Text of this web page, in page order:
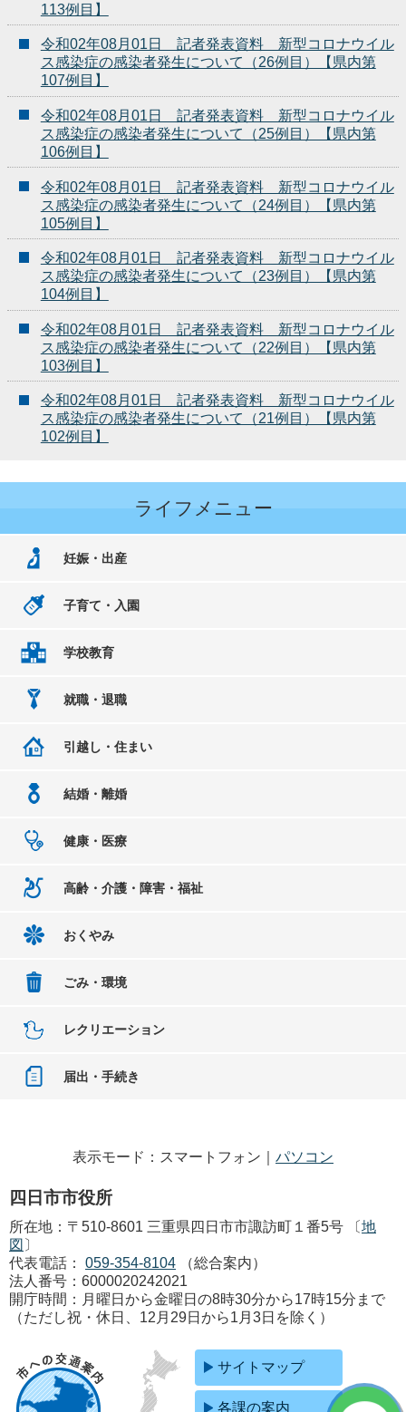
113例目】
令和02年08月01日 記者発表資料 新型コロナウイル
ス感染症の感染者発生について（26例目）【県内第
107例目】
令和02年08月01日 記者発表資料 新型コロナウイル
ス感染症の感染者発生について（25例目）【県内第
106例目】
令和02年08月01日 記者発表資料 新型コロナウイル
ス感染症の感染者発生について（24例目）【県内第
105例目】
令和02年08月01日 記者発表資料 新型コロナウイル
ス感染症の感染者発生について（23例目）【県内第
104例目】
令和02年08月01日 記者発表資料 新型コロナウイル
ス感染症の感染者発生について（22例目）【県内第
103例目】
令和02年08月01日 記者発表資料 新型コロナウイル
ス感染症の感染者発生について（21例目）【県内第
102例目】
ライフメニュー
妊娠・出産
子育て・入園
学校教育
就職・退職
引越し・住まい
結婚・離婚
健康・医療
高齢・介護・障害・福祉
おくやみ
ごみ・環境
レクリエーション
届出・手続き
表示モード：スマートフォン｜ パソコン
四日市市役所
所在地：〒510-8601 三重県四日市市諏訪町１番5号 〔地
図 〕
代表電話：
059-354-8104
（総合案内）
法人番号：6000020242021
開庁時間：月曜日から金曜日の8時30分から17時15分まで
（ただし祝・休日、12月29日から1月3日を除く）
サイトマップ
各課の案内